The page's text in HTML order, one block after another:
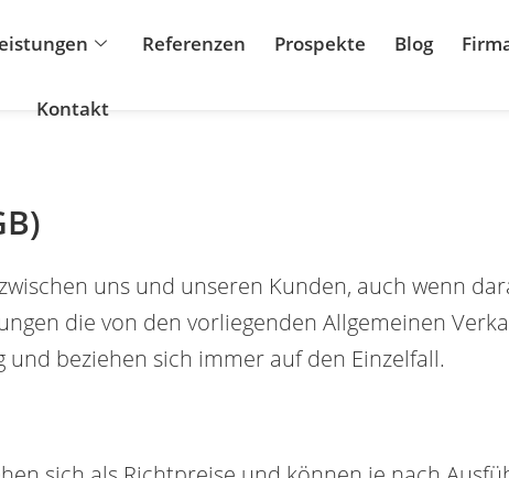
Referenzen Prospekte Blog
Kontakt
uns und unseren Kunden, auch wenn
die von den vorliegenden Allgemeinen
beziehen sich immer auf den Einzelfall.